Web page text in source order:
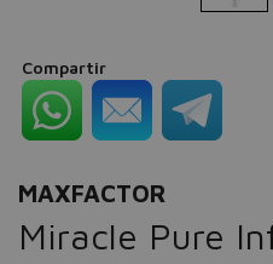
Compartir
MAXFACTOR
Miracle Pure